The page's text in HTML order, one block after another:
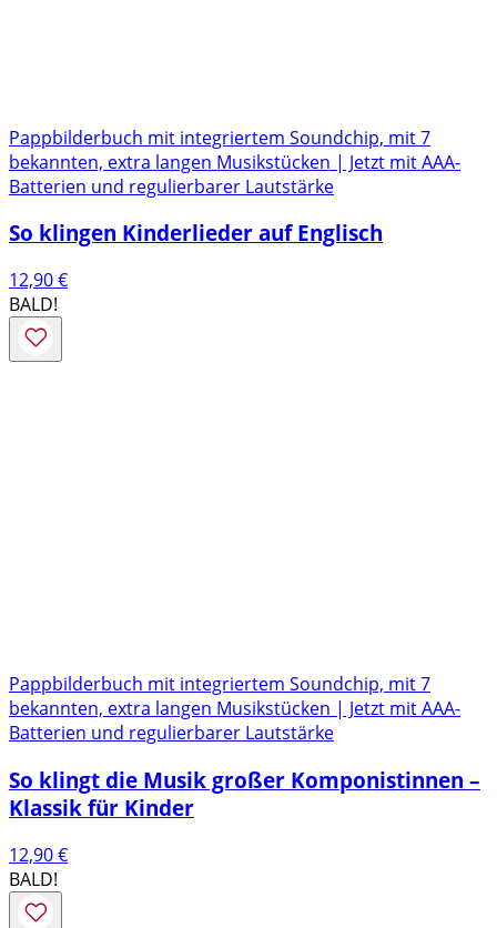
Pappbilderbuch mit integriertem Soundchip, mit 7
bekannten, extra langen Musikstücken | Jetzt mit AAA-
Batterien und regulierbarer Lautstärke
So klingen Kinderlieder auf Englisch
12,90€
BALD!
Pappbilderbuch mit integriertem Soundchip, mit 7
bekannten, extra langen Musikstücken | Jetzt mit AAA-
Batterien und regulierbarer Lautstärke
So klingt die Musik großer Komponistinnen –
Klassik für Kinder
12,90€
BALD!